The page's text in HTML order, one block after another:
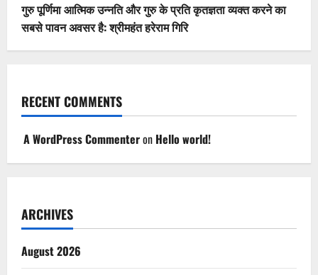
गुरु पूर्णिमा आत्मिक उन्नति और गुरु के प्रति कृतज्ञता व्यक्त करने का
सबसे पावन अवसर है: श्रीमहंत हरेराम गिरि
RECENT COMMENTS
A WordPress Commenteron Hello world!
ARCHIVES
August 2026